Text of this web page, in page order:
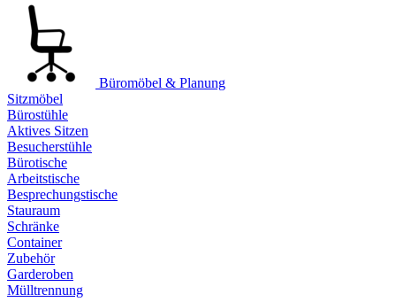
Büromöbel & Planung
Sitzmöbel
Bürostühle
Aktives Sitzen
Besucherstühle
Bürotische
Arbeitstische
Besprechungstische
Stauraum
Schränke
Container
Zubehör
Garderoben
Mülltrennung